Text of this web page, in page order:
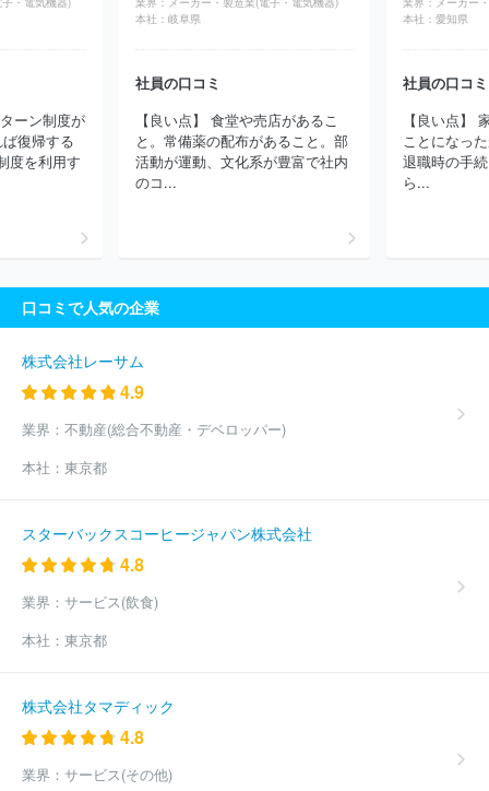
車株式会社
株式会社ＩＨＩ原動機 三菱自動車工業株式会社
株
オモビオ株式会社
日立交通テクノロジー株式会社
株式会社ＩＨ
株式会社
曙ブレーキ工業株式会社
日本アビオニクス株式会社
株式会社ＴＢＫ
三菱ふそうトラック・バス株式会社
三恵技研工
業株式会社
いすゞ自動車株式会社
ニデックパワートレインシス
日野自動車株式会社
ーン制度が
復帰する
度を利用す
本社： 岐阜県
社員の口コミ
【良い点】 食堂や売店があるこ
と。常備薬の配布があること。部
活動が運動、文化系が豊富で社内
のコ...
本社： 愛知県
社員の口コミ
【良い点】
ことになっ
退職時の手
ら...
口コミで人気の企業
株式会社レーサム
4.9
業界： 不動産(総合不動産・デベロッパー)
本社： 東京都
スターバックスコーヒージャパン株式会社
4.8
業界： サービス(飲食)
本社： 東京都
株式会社タマディック
4.8
業界： サービス(その他)